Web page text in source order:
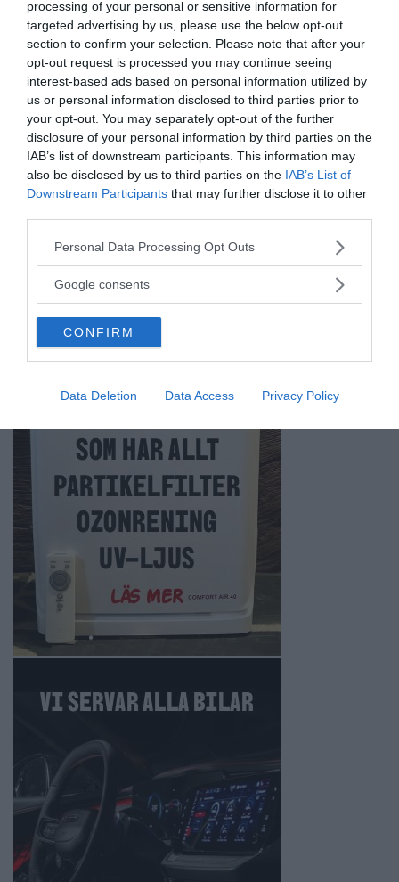
processing of your personal or sensitive information for
targeted advertising by us, please use the below opt-out
section to confirm your selection. Please note that after your
opt-out request is processed you may continue seeing
interest-based ads based on personal information utilized by
us or personal information disclosed to third parties prior to
your opt-out. You may separately opt-out of the further
disclosure of your personal information by third parties on the
IAB’s list of downstream participants. This information may
also be disclosed by us to third parties on the IAB’s List of
Downstream Participants that may further disclose it to other
Please note that this website/app uses one or more Google
not limited to your visit or usage behaviour. You may click to
use your data for below specified purposes in below Google
consent section.
Personal Data Processing Opt Outs
Google consents
CONFIRM
Data Deletion Data Access Privacy Policy
ANNONSER